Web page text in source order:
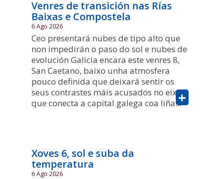
Venres de transición nas Rías
Baixas e Compostela
6 Ago 2026
Ceo presentará nubes de tipo alto que
non impedirán o paso do sol e nubes de
evolución Galicia encara este venres 8,
San Caetano, baixo unha atmosfera
pouco definida que deixará sentir os
seus contrastes máis acusados no eixe
que conecta a capital galega coa liña...+
Xoves 6, sol e suba da
temperatura
6 Ago 2026